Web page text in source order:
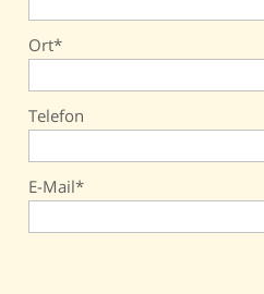
Ort
Telefon
E-Mail